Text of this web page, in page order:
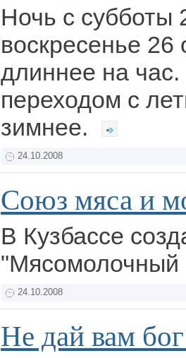
Ночь с субботы
воскресенье 26
длиннее на
переходом с
зимнее.
24.10.2008
Союз мяса и
В Кузбассе
24.10.2008
Не дай вам бог